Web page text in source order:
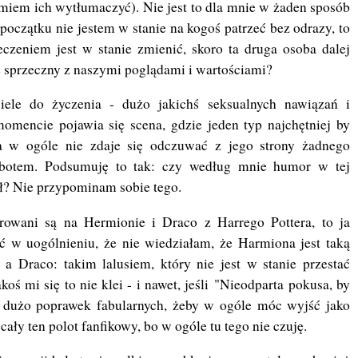
ich wytłumaczyć). Nie jest to dla mnie w żaden sposób
nie jestem w stanie na kogoś patrzeć bez odrazy, to
jest w stanie zmienić, skoro ta druga osoba dalej
z naszymi poglądami i wartościami?
do życzenia - dużo jakichś seksualnych nawiązań i
pojawia się scena, gdzie jeden typ najchętniej by
w ogóle nie zdaje się odczuwać z jego strony żadnego
Podsumuję to tak: czy według mnie humor w tej
Nie przypominam sobie tego.
są na Hermionie i Draco z Harrego Pottera, to ja
w uogólnieniu, że nie wiedziałam, że Harmiona jest taką
a Draco: takim lalusiem, który nie jest w stanie przestać
mi się to nie klei - i nawet, jeśli "Nieodparta pokusa, by
poprawek fabularnych, żeby w ogóle móc wyjść jako
ten polot fanfikowy, bo w ogóle tu tego nie czuję.